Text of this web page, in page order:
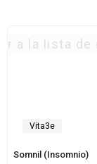
Vita3e
a la lista de
Somnil (Insomnio)